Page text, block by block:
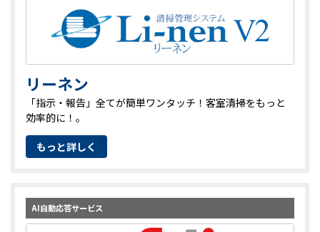
リーネン
「指示・報告」全てが簡単ワンタッチ！客室清掃をもっと
効率的に！。
もっと詳しく
AI自動応答サービス